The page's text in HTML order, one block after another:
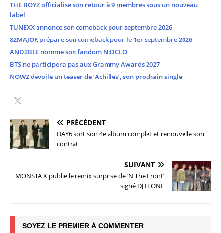
THE BOYZ officialise son retour à 9 membres sous un nouveau
label
TUNEXX annonce son comeback pour septembre 2026
82MAJOR prépare son comeback pour le 1er septembre 2026
AND2BLE nomme son fandom N:DCLO
BTS ne participera pas aux Grammy Awards 2027
NOWZ dévoile un teaser de ‘Achilles’, son prochain single
PRÉCÉDENT
DAY6 sort son 4e album complet et renouvelle son
contrat
SUIVANT
MONSTA X publie le remix surprise de ‘N The Front’
signé DJ H.ONE
SOYEZ LE PREMIER À COMMENTER